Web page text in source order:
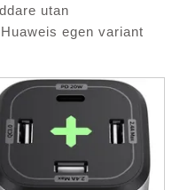
utan
egen variant